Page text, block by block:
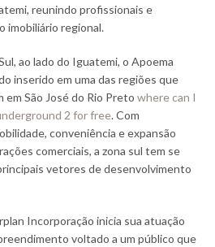
reunindo profissionais e
imobiliário regional.
ao lado do Iguatemi, o Apoema
inserido em uma das regiões que
em São José do Rio Preto where can I
2 for free. Com
conveniência e expansão
comerciais, a zona sul tem se
vetores de desenvolvimento
Incorporação inicia sua atuação
voltado a um público que